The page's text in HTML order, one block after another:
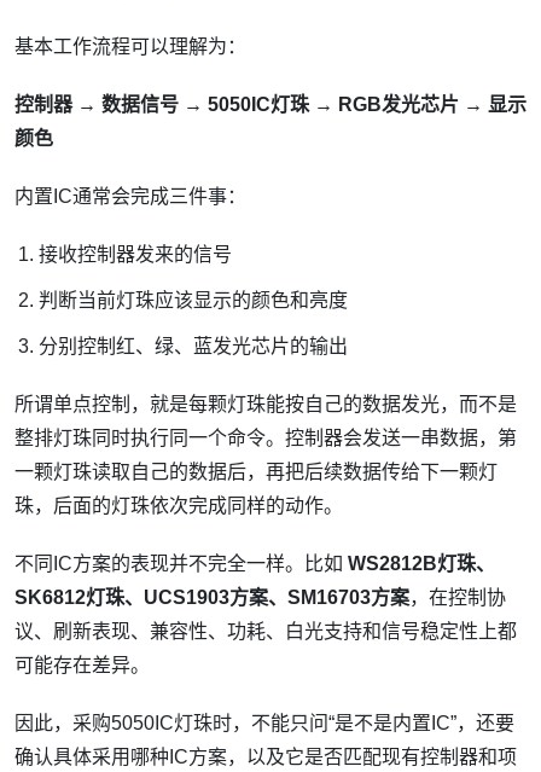
基本工作流程可以理解为：
控制器 → 数据信号 → 5050IC灯珠 → RGB发光芯片 → 显示
颜色
内置IC通常会完成三件事：
接收控制器发来的信号
判断当前灯珠应该显示的颜色和亮度
分别控制红、绿、蓝发光芯片的输出
所谓单点控制，就是每颗灯珠能按自己的数据发光，而不是
整排灯珠同时执行同一个命令。控制器会发送一串数据，第
一颗灯珠读取自己的数据后，再把后续数据传给下一颗灯
珠，后面的灯珠依次完成同样的动作。
不同IC方案的表现并不完全一样。比如 WS2812B灯珠、
SK6812灯珠、UCS1903方案、SM16703方案，在控制协
议、刷新表现、兼容性、功耗、白光支持和信号稳定性上都
可能存在差异。
因此，采购5050IC灯珠时，不能只问“是不是内置IC”，还要
确认具体采用哪种IC方案，以及它是否匹配现有控制器和项